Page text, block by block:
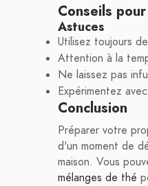
Conseils
Astuces
Utilisez toujours
Attention à la
Ne laissez pas
Expérimentez
Conclusion
Préparer votre
d'un moment de
maison. Vous
mélanges de thé